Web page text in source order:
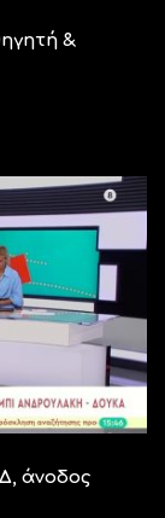
&
άνοδος